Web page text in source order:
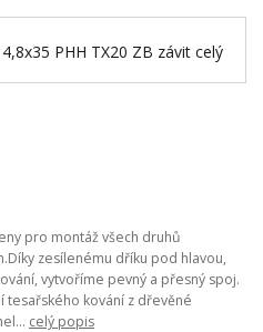
pro montáž všech druhů
zesílenému dříku pod hlavou,
vytvoříme pevný a přesný spoj.
tesařského kování z dřevěné
celý popis